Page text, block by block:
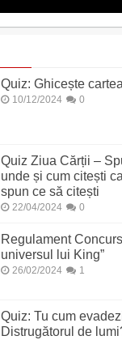
Quiz: Ghicește
10/12/2024 0
Quiz Ziua Cărții –
unde și cum citești
spun ce să citești
22/04/2024 0
Regulament
universul lui King”
26/02/2024 1
Quiz: Tu cum
Distrugătorul de